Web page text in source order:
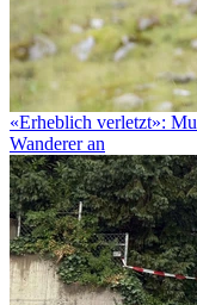
«Erheblich verletzt»:
Wanderer an